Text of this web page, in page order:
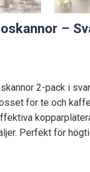
–
2-pack i
för te och
Perfekt för